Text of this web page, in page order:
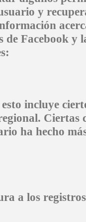
y
de Facebook
incluye
Ciertas
ha hecho
a los